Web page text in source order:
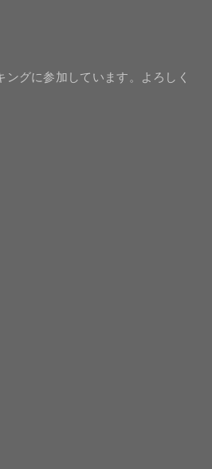
ングに参加しています。よろしく